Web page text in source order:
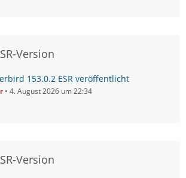
Version
153.0.2 ESR veröffentlicht
4. August 2026 um 22:34
Version